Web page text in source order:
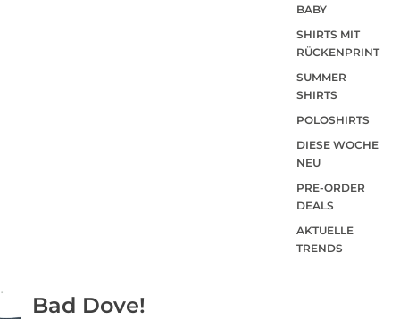
BABY
SHIRTS MIT
RÜCKENPRINT
SUMMER
SHIRTS
POLOSHIRTS
DIESE WOCHE
NEU
PRE-ORDER
DEALS
AKTUELLE
TRENDS
Bad Dove!